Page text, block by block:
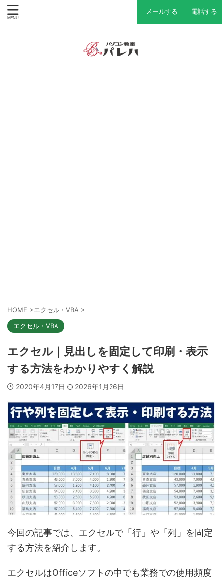
メールする 電話する
HOME >エクセル・VBA >
エクセル・VBA
エクセル｜見出しを固定して印刷・表示
する方法をわかりやすく解説
2020年4月17日 2026年1月26日
今回の記事では、エクセルで「行」や「列」を固定
する方法を紹介します。
エクセルはOfficeソフトの中でも業務での使用頻度